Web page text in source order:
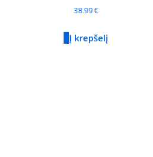
38.99€
Į krepšelį